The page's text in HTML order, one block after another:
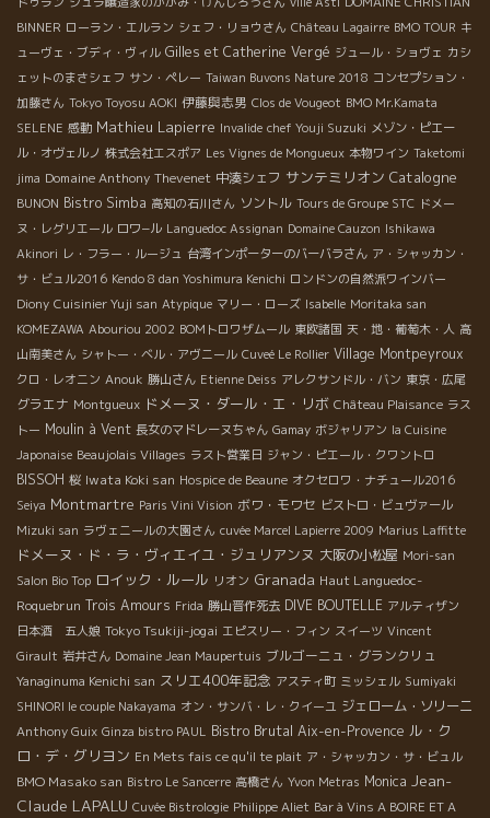
BINNER ローラン・エルラン シェフ・リョウさん Château Lagairre BMO TOUR キ
ューヴェ・ブディ・ヴィル Gilles et Catherine Vergé ジュール・ショヴェ カシ
ェットのまさシェフ サン・ペレー Taiwan Buvons Nature 2018 コンセプション・
加藤さん Tokyo Toyosu AOKI 伊藤與志男 Clos de Vougeot BMO Mr.Kamata
SELENE 感動 Mathieu Lapierre Invalide chef Youji Suzuki メゾン・ピエー
ル・オヴェルノ 株式会社エスポア Les Vignes de Mongueux 本物ワイン Taketomi
jima Domaine Anthony Thevenet 中湊シェフ サンテミリオン Catalogne
BUNON Bistro Simba 高知の石川さん ソントル Tours de Groupe STC ドメー
ヌ・レグリエール ロワ−ル Languedoc Assignan Domaine Cauzon Ishikawa
Akinori レ・フラー・ルージュ 台湾インポーターのバーバラさん ア・シャッカン・
サ・ビュル2016 Kendo 8 dan Yoshimura Kenichi ロンドンの自然派ワインバー
Diony Cuisinier Yuji san Atypique マリー・ローズ Isabelle Moritaka san
KOMEZAWA Abouriou 2002 BOMトロワザムール 東欧諸国 天・地・葡萄木・人 高
山南美さん シャトー・ベル・アヴニール Cuveé Le Rollier Village Montpeyroux
クロ・レオニン Anouk 勝山さん Etienne Deiss アレクサンドル・バン 東京・広尾
グラエナ Montgueux ドメーヌ・ダール・エ・リボ Château Plaisance ラス
トー Moulin à Vent 長女のマドレーヌちゃん Gamay ボジャリアン la Cuisine
Japonaise Beaujolais Villages ラスト営業日 ジャン・ピエール・クワントロ
BISSOH 桜 Iwata Koki san Hospice de Beaune オクセロワ・ナチュール2016
Seiya Montmartre Paris Vini Vision ボワ・モワセ ビストロ・ビュヴァール
Mizuki san ラヴェニールの大園さん cuvée Marcel Lapierre 2009 Marius Laffitte
ドメーヌ・ド・ラ・ヴィエイユ・ジュリアンヌ 大阪の小松屋 Mori-san
Salon Bio Top ロイック・ルール リオン Granada Haut Languedoc-
Roquebrun Trois Amours Frida 勝山晋作死去 DIVE BOUTELLE アルティザン
日本酒 五人娘 Tokyo Tsukiji-jogai エピスリー・フィン スイーツ Vincent
Girault 岩井さん Domaine Jean Maupertuis ブルゴーニュ・グランクリュ
Yanaginuma Kenichi san スリエ400年記念 アスティ町 ミッシェル Sumiyaki
SHINORI le couple Nakayama オン・サンバ・レ・クイーユ ジェローム・ソリーニ
Anthony Guix Ginza bistro PAUL Bistro Brutal Aix-en-Provence ル・ク
ロ・デ・グリヨン En Mets fais ce qu'il te plait ア・シャッカン・サ・ビュル
BMO Masako san Bistro Le Sancerre 高橋さん Yvon Metras Monica Jean-
Claude LAPALU Cuvée Bistrologie Philippe Aliet Bar à Vins A BOIRE ET A